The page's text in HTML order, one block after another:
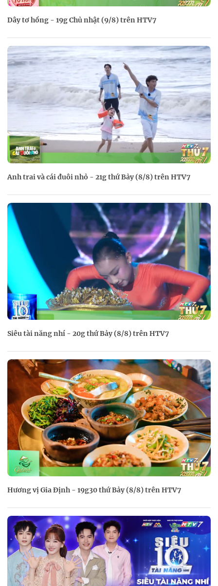
Dây tơ hồng - 19g Chủ nhật (9/8) trên HTV7
Anh trai và cái đuôi nhỏ - 21g thứ Bảy (8/8) trên HTV7
Siêu tài năng nhí - 20g thứ Bảy (8/8) trên HTV7
Hương vị Gia Định - 19g30 thứ Bảy (8/8) trên HTV7